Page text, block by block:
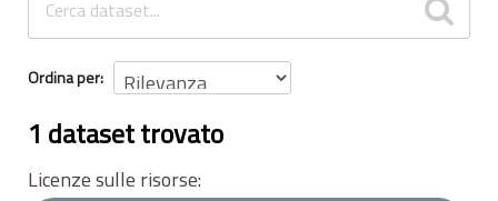
Ordina per
1 dataset trovato
Licenze sulle risorse: